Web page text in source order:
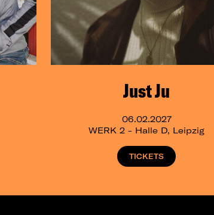
Just Ju
06.02.2027
WERK 2 - Halle D, Leipzig
TICKETS